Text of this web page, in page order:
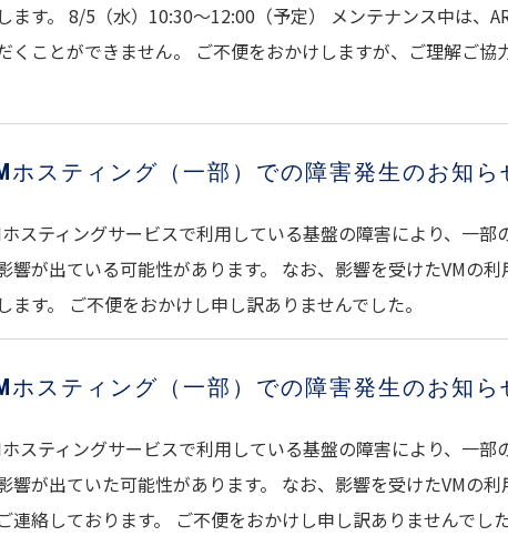
ます。 8/5（水）10:30〜12:00（予定） メンテナンス中は、
くことができません。 ご不便をおかけしますが、ご理解ご
ホスティング（一部）での障害発生のお知ら
スティングサービスで利用している基盤の障害により、一部
響が出ている可能性があります。 なお、影響を受けたVMの
ます。 ご不便をおかけし申し訳ありませんでした。
ホスティング（一部）での障害発生のお知ら
スティングサービスで利用している基盤の障害により、一部
響が出ていた可能性があります。 なお、影響を受けたVMの
連絡しております。 ご不便をおかけし申し訳ありませんでした